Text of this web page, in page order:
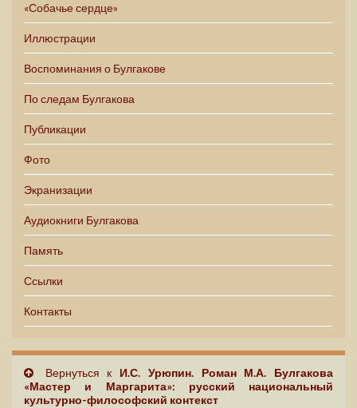
«Собачье сердце»
Иллюстрации
Воспоминания о Булгакове
По следам Булгакова
Публикации
Фото
Экранизации
Аудиокниги Булгакова
Память
Ссылки
Контакты
Вернуться к И.С. Урюпин. Роман М.А. Булгакова
«Мастер и Маргарита»: русский национальный
культурно-философский контекст